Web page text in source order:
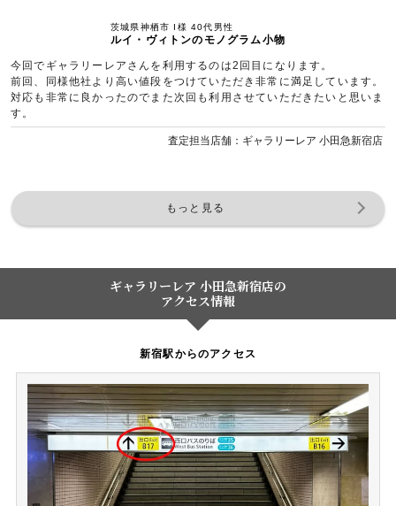
茨城県神栖市 I様 40代男性
ルイ・ヴィトンのモノグラム小物
今回でギャラリーレアさんを利用するのは2回目になります。
前回、同様他社より高い値段をつけていただき非常に満足しています。
対応も非常に良かったのでまた次回も利用させていただきたいと思いま
す。
査定担当店舗：ギャラリーレア 小田急新宿店
もっと見る
ギャラリーレア 小田急新宿店の
アクセス情報
新宿駅からのアクセス